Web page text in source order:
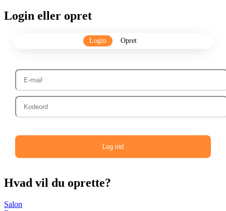
Login eller opret
Login Opret
Log ind
Hvad vil du oprette?
Salon